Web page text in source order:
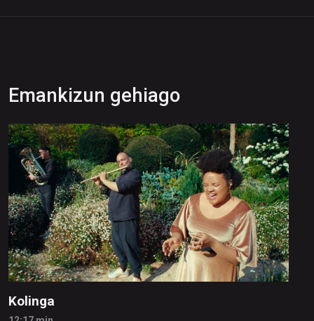
Emankizun gehiago
Kolinga